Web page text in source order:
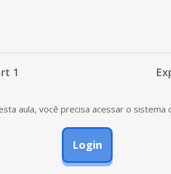
1
aula, você precisa acessar o sistema
Login